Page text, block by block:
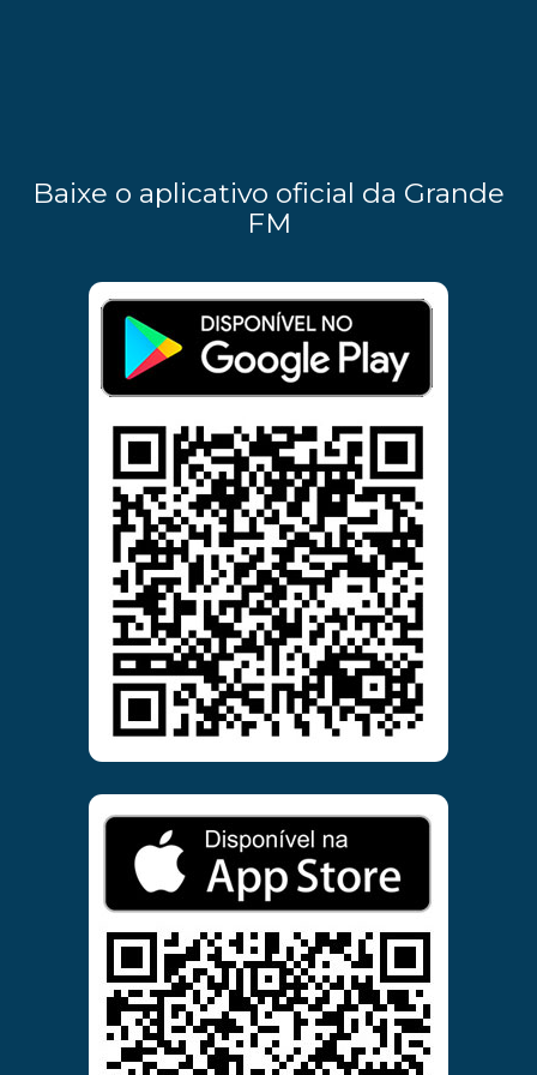
Baixe o aplicativo oficial da Grande
FM